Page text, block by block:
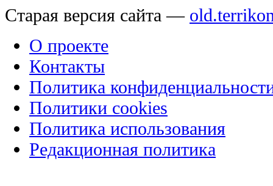
Старая версия сайта —
О проекте
Контакты
Политика
Политики cookies
Политика использования
Редакционная политика